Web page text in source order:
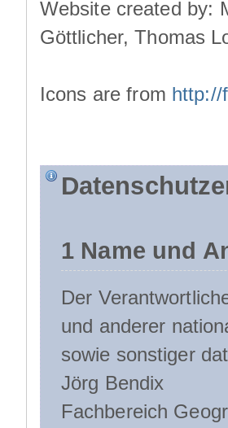
Website created by:
Göttlicher, Thomas
Icons are from http://
1 Name und
Der
und anderer
sowie sonstiger
Jörg Bendix
Fachbereich